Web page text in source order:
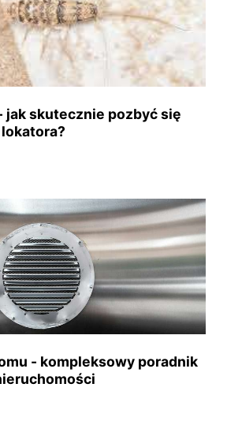
jak skutecznie pozbyć się
- kompleksowy poradnik